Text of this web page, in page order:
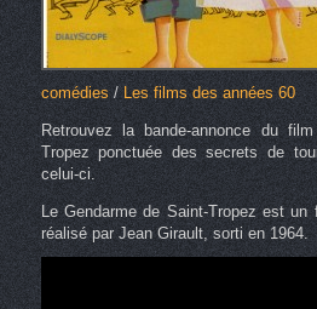
comédies/Les films des années 60
Retrouvez la bande-annonce du
Tropez ponctuée des secrets de
celui-ci.
Le Gendarme de Saint-Tropez est un
réalisé par Jean Girault, sorti en 1964.